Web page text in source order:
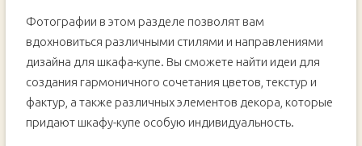
Фотографии в этом разделе позволят вам
вдохновиться различными стилями и направлениями
дизайна для шкафа-купе. Вы сможете найти идеи для
создания гармоничного сочетания цветов, текстур и
фактур, а также различных элементов декора, которые
придают шкафу-купе особую индивидуальность.